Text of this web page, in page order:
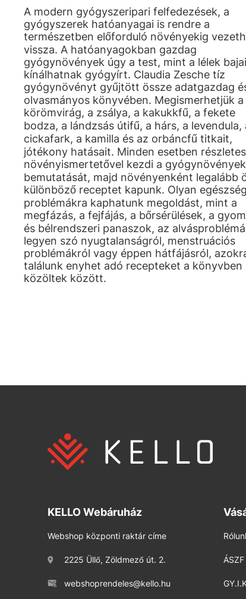
A modern gyógyszeripari felfedezések, a
gyógyszerek hatóanyagai is rendre a
természetben előforduló növényekig
vissza. A hatóanyagokban gazdag
gyógynövények úgy a test, mint a lélek
kínálhatnak gyógyírt. Claudia Zesche tíz
gyógynövényt gyűjtött össze adatgazdag
olvasmányos könyvében. Megismerhetjük a
körömvirág, a zsálya, a kakukkfű, a fekete
bodza, a lándzsás útifű, a hárs, a levendula,
cickafark, a kamilla és az orbáncfű titkait,
jótékony hatásait. Minden esetben részletes
növényismertetővel kezdi a gyógynövények
bemutatását, majd növényenként legalább
különböző receptet kapunk. Olyan
problémákra kaphatunk megoldást, mint a
megfázás, a fejfájás, a bőrsérülések, a
és bélrendszeri panaszok, az
legyen szó nyugtalanságról, menstruációs
problémákról vagy éppen hátfájásról,
találunk enyhet adó recepteket a könyvben
közöltek között.
KELLO Webáruház
Webshop központi raktár címe
2225 Üllő, Zöldmező út. 2.
webshoprendeles@kello.hu
ÁSZF